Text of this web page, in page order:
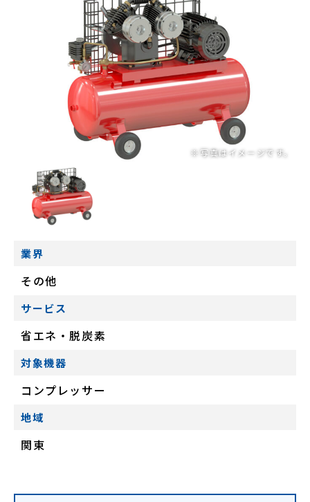
業界
その他
サービス
省エネ・脱炭素
対象機器
コンプレッサー
地域
関東